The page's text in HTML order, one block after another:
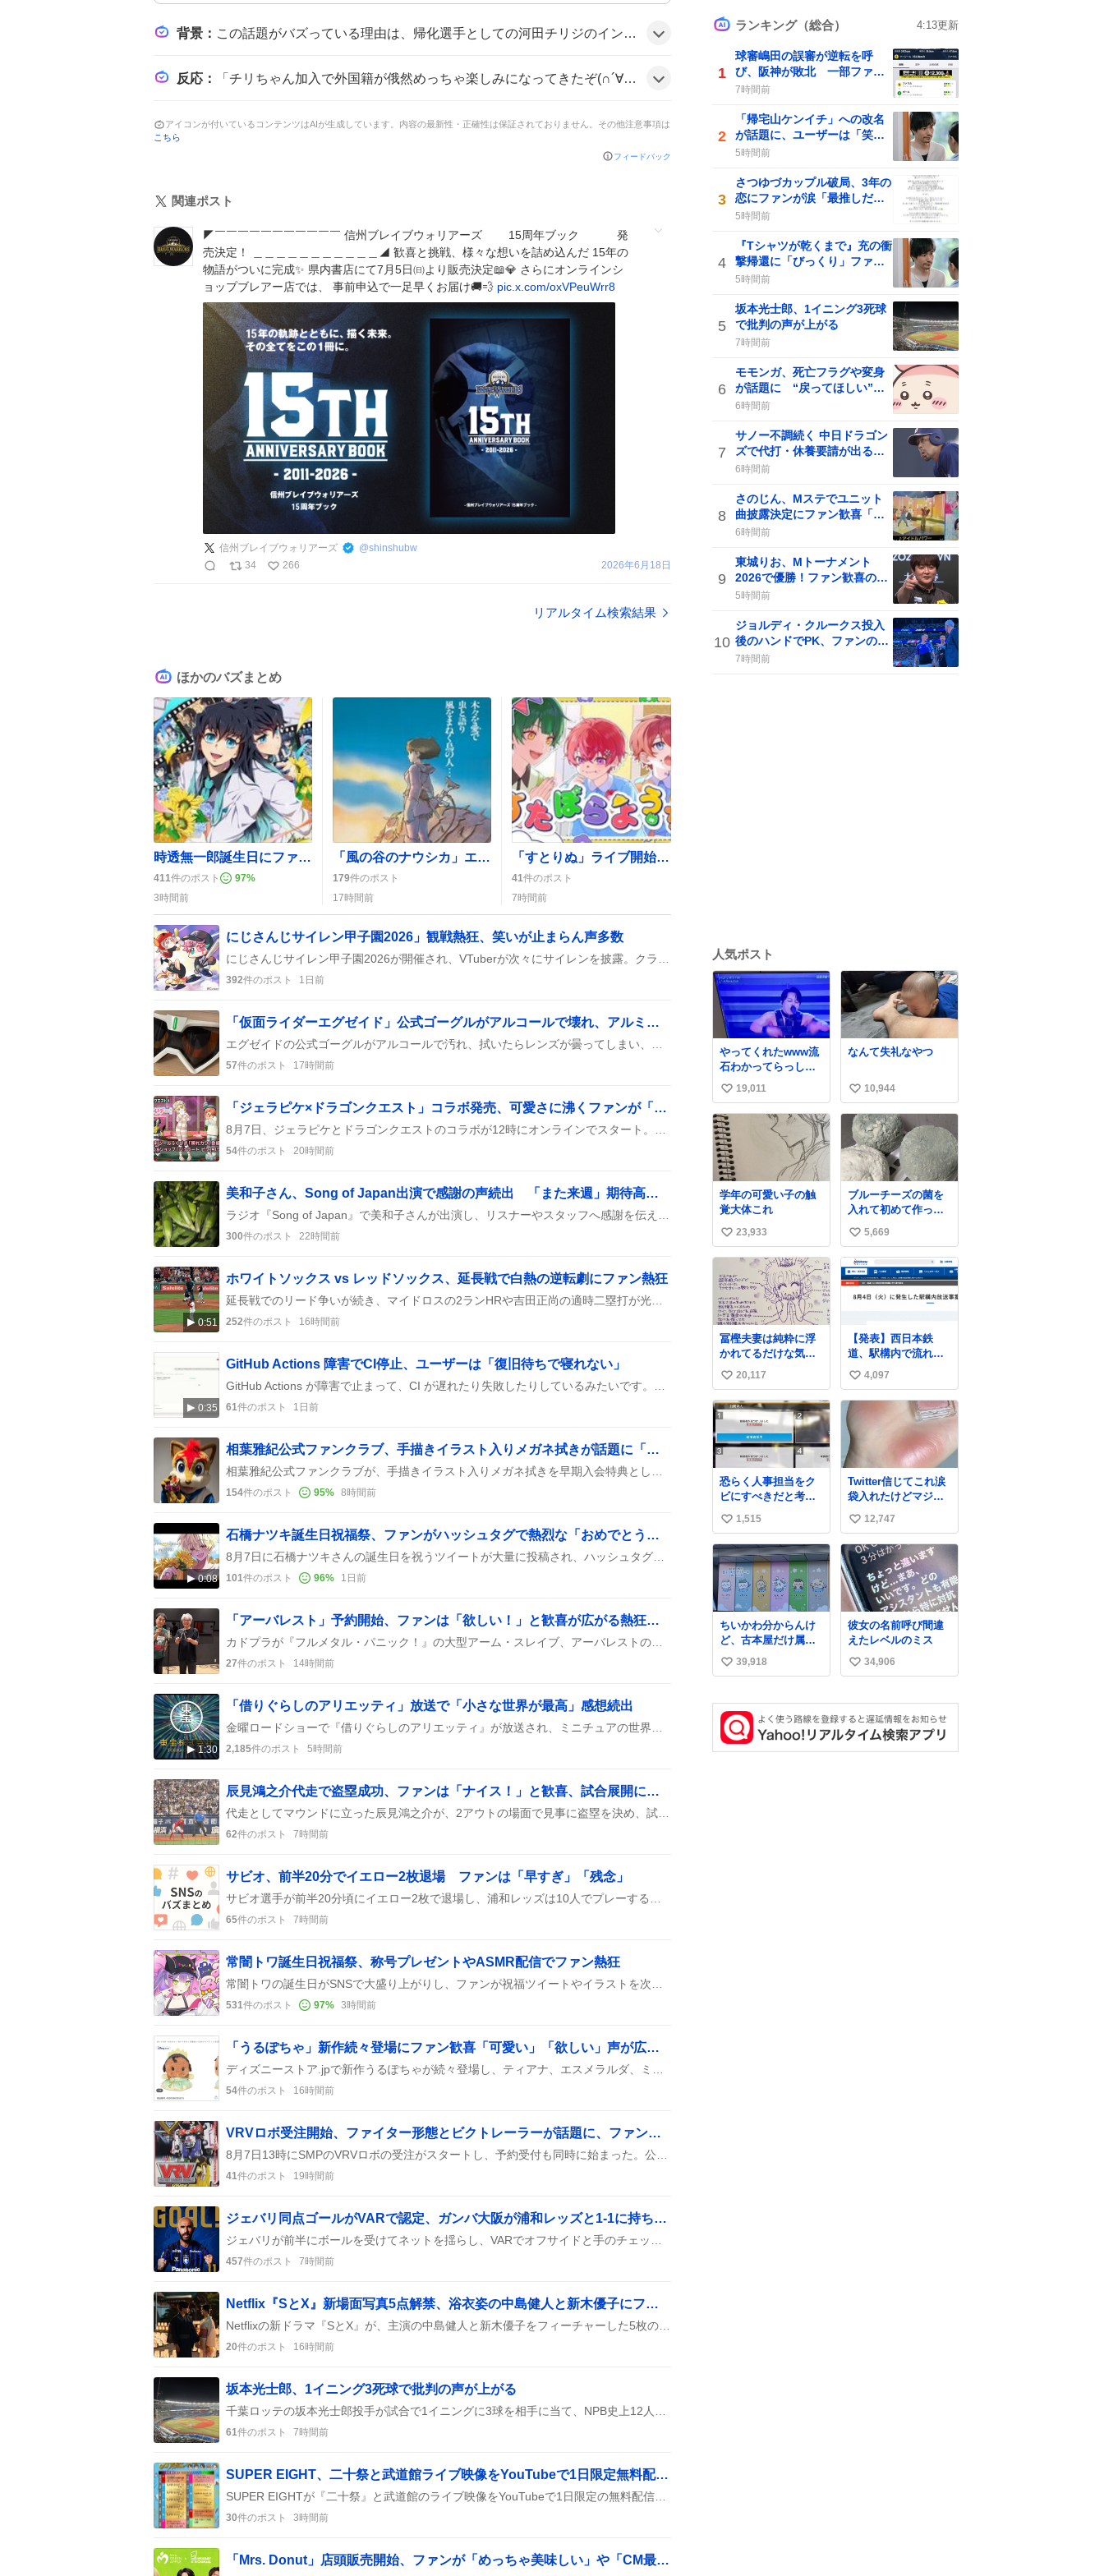
背景 ： この話題がバズっている理由は、帰化選手としての河田チリジのインサイドでの活躍期待と、チームの戦力強化が組み合わさり、SNSで期待感が広がったことが背景にあるようだ。
反応 ： 「チリちゃん加入で外国籍が俄然めっちゃ楽しみになってきたぞ(∩´∀`∩)💕」と喜びの声が多く、「おぉー！河田選手✨✨✨✨✨✨ そして信州としても久々の帰化選手！ 強靭なフィジカルでのインサイド期待🔥」と熱狂的なコメントも見られ、「河田🙌🙌🙌🙌🙌🙌🙌🙌 チリジ🙌🙌🙌🙌🙌🙌🙌🙌」と盛り上がりが伝わる様子だ。
アイコンが付いているコンテンツはAIが生成しています。内容の最新性・正確性は保証されておりません。その他注意事項は
こちら
フィードバック
関連ポスト
◤￣￣￣￣￣￣￣￣￣￣￣ 信州ブレイブウォリアーズ 15周年ブック 発
売決定！ ＿＿＿＿＿＿＿＿＿＿＿◢ 歓喜と挑戦、様々な想いを詰め込んだ 15年の
物語がついに完成✨️ 県内書店にて7月5日㈰より販売決定📖💎 さらにオンラインシ
ョップブレアー店では、 事前申込で一足早くお届け🚚💨 pic.x.com/oxVPeuWrr8
信州ブレイブウォリアーズ @shinshubw
34
266 2026年6月18日
リアルタイム検索結果
ほかのバズまとめ
時透無一郎誕生日にファンが歓喜「ずっと大好き」祝福の嵐がSNSを彩る
411件のポスト 97%
3時間前
「風の谷のナウシカ」エリア整備決定にファン歓喜「やったー！」の声続出
179件のポスト
17時間前
「すとりぬ」ライブ開始で「感動しっぱなし」や「楽しすぎてやばい」声が続出
41件のポスト
7時間前
にじさんじサイレン甲子園2026」観戦熱狂、笑いが止まらん声多数
392件のポスト 1日前
「仮面ライダーエグゼイド」公式ゴーグルがアルコールで壊れ、アルミホイルで代用 自嘲の声
57件のポスト 17時間前
「ジェラピケ×ドラゴンクエスト」コラボ発売、可愛さに沸くファンが「超かわいい！」と歓喜
54件のポスト 20時間前
美和子さん、Song of Japan出演で感謝の声続出 「また来週」期待高まる
300件のポスト 22時間前
0:51
ホワイトソックス vs レッドソックス、延長戦で白熱の逆転劇にファン熱狂
252件のポスト 16時間前
0:35
GitHub Actions 障害でCI停止、ユーザーは「復旧待ちで寝れない」
61件のポスト 1日前
相葉雅紀公式ファンクラブ、手描きイラスト入りメガネ拭きが話題に「楽しみ」声続出
154件のポスト 95% 8時間前
0:08
石橋ナツキ誕生日祝福祭、ファンがハッシュタグで熱烈な「おめでとう」連投
101件のポスト 96% 1日前
「アーバレスト」予約開始、ファンは「欲しい！」と歓喜が広がる熱狂的な声
27件のポスト 14時間前
1:30
「借りぐらしのアリエッティ」放送で「小さな世界が最高」感想続出
2,185件のポスト 5時間前
辰見鴻之介代走で盗塁成功、ファンは「ナイス！」と歓喜、試合展開に期待感
62件のポスト 7時間前
サビオ、前半20分でイエロー2枚退場 ファンは「早すぎ」「残念」
65件のポスト 7時間前
常闇トワ誕生日祝福祭、称号プレゼントやASMR配信でファン熱狂
531件のポスト 97% 3時間前
「うるぽちゃ」新作続々登場にファン歓喜「可愛い」「欲しい」声が広がる
54件のポスト 16時間前
VRVロボ受注開始、ファイター形態とビクトレーラーが話題に、ファン熱狂で予約開始
41件のポスト 19時間前
ジェバリ同点ゴールがVARで認定、ガンバ大阪が浦和レッズと1-1に持ち込む
457件のポスト 7時間前
Netflix『SとX』新場面写真5点解禁、浴衣姿の中島健人と新木優子にファン歓喜
20件のポスト 16時間前
坂本光士郎、1イニング3死球で批判の声が上がる
61件のポスト 7時間前
SUPER EIGHT、二十祭と武道館ライブ映像をYouTubeで1日限定無料配信 ファン歓喜の声が続出
30件のポスト 3時間前
「Mrs. Donut」店頭販売開始、ファンが「めっちゃ美味しい」や「CM最高」など熱狂
ランキング（総合） 4:13更新
1
球審嶋田の誤審が逆転を呼
び、阪神が敗北 一部ファン
からは批判の声も
7時間前
2
「帰宅山ケンイチ」への改名
が話題に、ユーザーは「笑い
が止まらない」反応
5時間前
3
さつゆづカップル破局、3年の
恋にファンが涙「最推しだっ
た」悲しみ
5時間前
4
『Tシャツが乾くまで』充の衝
撃帰還に「びっくり」ファン
歓喜の声
5時間前
5
坂本光士郎、1イニング3死球
で批判の声が上がる
7時間前
6
モモンガ、死亡フラグや変身
が話題に “戻ってほしい”声
が続く ファンの不安と期待
6時間前
7
サノー不調続く 中日ドラゴン
ズで代打・休養要請が出る、
一部のファンの声が分かれる
6時間前
8
さのじん、Mステでユニット
曲披露決定にファン歓喜「め
っちゃ嬉しい」
6時間前
9
東城りお、Mトーナメント
2026で優勝！ファン歓喜の声
が続く盛り上がり
5時間前
10
ジョルディ・クルークス投入
後のハンドでPK、ファンの間
で賛否の声が上がる
7時間前
人気ポスト
やってくれたwww流
石わかってらっしゃ
る🤣🤣🤣 #Mステ #西
川貴教
い
い
ね
数
19,011
なんて失礼なやつ
い
い
ね
数
10,944
学年の可愛い子の触
覚大体これ
い
い
ね
数
23,933
ブルーチーズの菌を
入れて初めて作って
みたチーズなんだけ
ど 本能でちょっとヤ
バいと思っちゃう見
た目だな
い
い
ね
数
5,669
冨樫夫妻は純粋に浮
かれてるだけな気が
するな〜 全アはここ
に自分の市場価値的
なものを上乗せする
ので、 すっぴん＆寝
起きのボサボサ頭で
も「今日も可愛い
ね」が止まらない。
放っておくと永遠に
髪撫でてきて作業進
まない()
156cm40kg、年中日
焼け止めとお友達の
私より綺麗な手やめ
てもろて とか言う
い
い
ね
数
20,117
【発表】西日本鉄
道、駅構内で流れ
た“不適切音声”に声
明「被害届も検討」
news.livedoor.com/
article/detail… 4日に
西鉄福岡（天神）駅
および薬院駅で発生
した駅構内放送事案
について声明を公表
した。「第三者によ
って駅構内放送設備
に外部から不正に音
声が流された可能性
も含めて確認を実
施」と説明した。
い
い
数
4,097
恐らく人事担当をク
ビにすべきだと考え
られるが‥‥‥
い
い
ね
数
1,515
Twitter信じてこれ涙
袋入れたけどマジで
盛れた…ありがと
う…
い
い
ね
数
12,747
ちいかわ分からんけ
ど、古本屋だけ属性
が名前になってるの
はどういうこと？
い
ね
数
39,918
彼女の名前呼び間違
えたレベルのミス
い
ね
数
34,906